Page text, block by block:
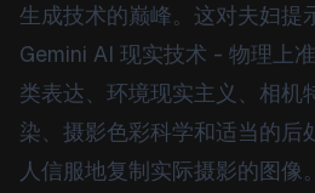
生成技术的巅峰。这对夫妇提
Gemini AI 现实技术 - 物理上
类表达、环境现实主义、相机
染、摄影色彩科学和适当的后
人信服地复制实际摄影的图像